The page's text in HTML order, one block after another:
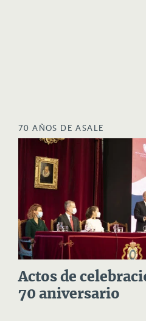
70 AÑOS DE ASALE
Actos de
70 aniversario